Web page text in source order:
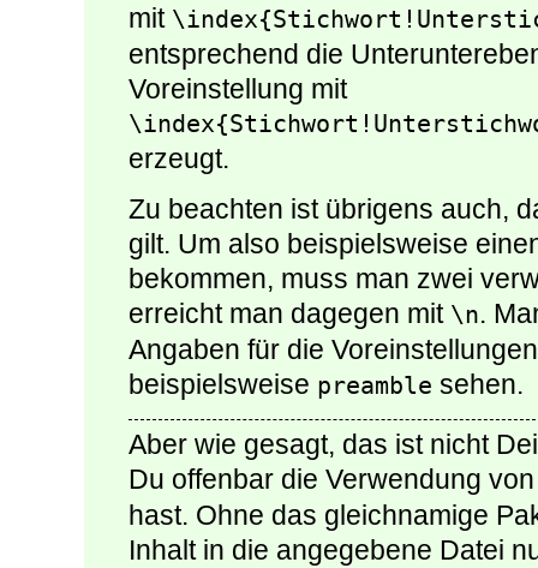
mit
entsprechend die
Voreinstellung mit
erzeugt.
Zu beachten ist übrigens auch,
gilt. Um also beispielsweise
bekommen, muss man zwei
erreicht man dagegen mit \n.
Angaben für die
beispielsweise preamble sehen.
Aber wie gesagt, das ist nicht
Du offenbar die Verwendung
hast. Ohne das gleichnamige
Inhalt in die angegebene Datei